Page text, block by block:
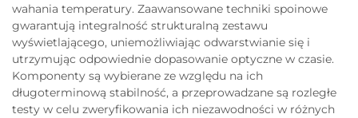
wahania temperatury. Zaawansowane techniki spoinowe
gwarantują integralność strukturalną zestawu
wyświetlającego, uniemożliwiając odwarstwianie się i
utrzymując odpowiednie dopasowanie optyczne w czasie.
Komponenty są wybierane ze względu na ich
długoterminową stabilność, a przeprowadzane są rozległe
testy w celu zweryfikowania ich niezawodności w różnych